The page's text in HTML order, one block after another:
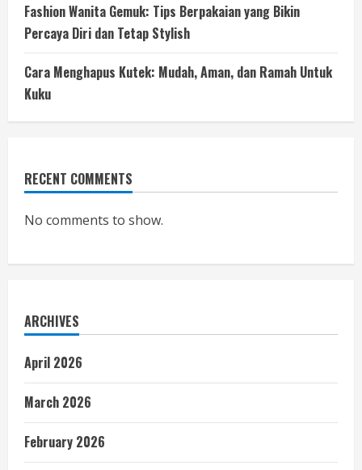
Fashion Wanita Gemuk: Tips Berpakaian yang Bikin
Percaya Diri dan Tetap Stylish
Cara Menghapus Kutek: Mudah, Aman, dan Ramah Untuk
Kuku
RECENT COMMENTS
No comments to show.
ARCHIVES
April 2026
March 2026
February 2026